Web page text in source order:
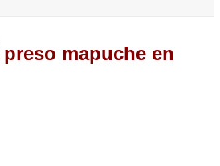
mapuche en